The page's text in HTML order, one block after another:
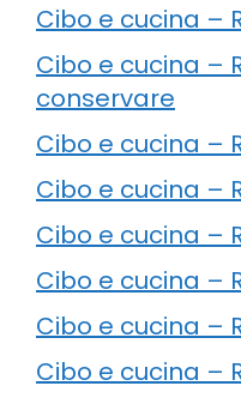
Cibo e cucina –
Cibo e cucina –
conservare
Cibo e cucina –
Cibo e cucina –
Cibo e cucina –
Cibo e cucina –
Cibo e cucina –
Cibo e cucina –